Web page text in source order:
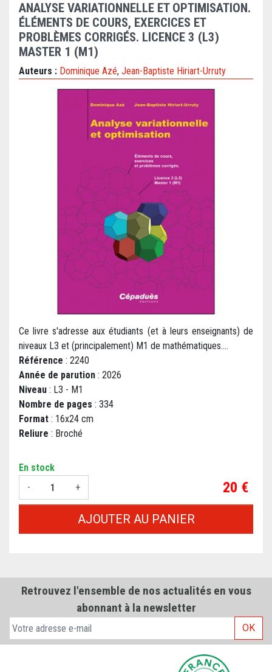
ANALYSE VARIATIONNELLE ET OPTIMISATION.
ÉLÉMENTS DE COURS, EXERCICES ET
PROBLÈMES CORRIGÉS. LICENCE 3 (L3)
MASTER 1 (M1)
Auteurs : Dominique Azé, Jean-Baptiste Hiriart-Urruty
Ce livre s'adresse aux étudiants (et à leurs enseignants) de
niveaux L3 et (principalement) M1 de mathématiques....
Référence : 2240
Année de parution : 2026
Niveau : L3 - M1
Nombre de pages : 334
Format : 16x24 cm
Reliure : Broché
En stock
-
+ Prix
20 €
AJOUTER AU PANIER
Retrouvez l'ensemble de nos actualités en vous
abonnant à la newsletter
OK